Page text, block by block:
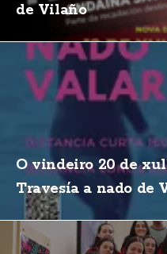
de Vilaño
O vindeiro 20 de
Travesía a nado de